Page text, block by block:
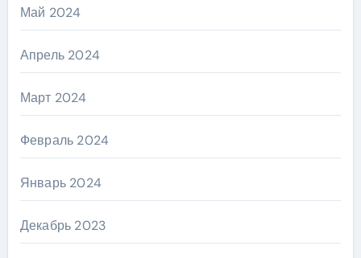
Май 2024
Апрель 2024
Март 2024
Февраль 2024
Январь 2024
Декабрь 2023